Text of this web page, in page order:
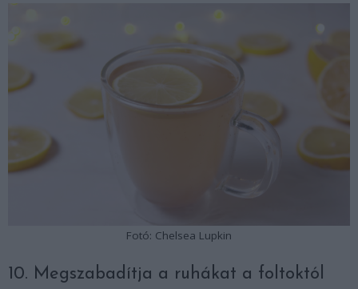
Fotó: Chelsea Lupkin
10. Megszabadítja a ruhákat a foltoktól